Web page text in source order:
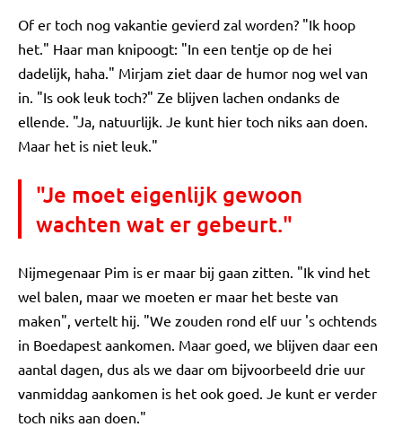
Of er toch nog vakantie gevierd zal worden? "Ik hoop
het." Haar man knipoogt: "In een tentje op de hei
dadelijk, haha." Mirjam ziet daar de humor nog wel van
in. "Is ook leuk toch?" Ze blijven lachen ondanks de
ellende. "Ja, natuurlijk. Je kunt hier toch niks aan doen.
Maar het is niet leuk."
"Je moet eigenlijk gewoon
wachten wat er gebeurt."
Nijmegenaar Pim is er maar bij gaan zitten. "Ik vind het
wel balen, maar we moeten er maar het beste van
maken", vertelt hij. "We zouden rond elf uur 's ochtends
in Boedapest aankomen. Maar goed, we blijven daar een
aantal dagen, dus als we daar om bijvoorbeeld drie uur
vanmiddag aankomen is het ook goed. Je kunt er verder
toch niks aan doen."